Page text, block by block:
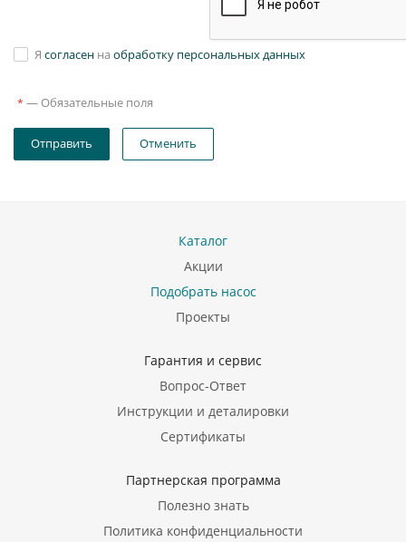
Я согласен на обработку персональных данных
* — Обязательные поля
Отправить Отменить
Каталог
Акции
Подобрать насос
Проекты
Гарантия и сервис
Вопрос-Ответ
Инструкции и деталировки
Сертификаты
Партнерская программа
Полезно знать
Политика конфиденциальности